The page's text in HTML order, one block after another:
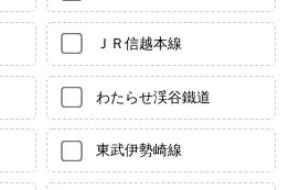
ＪＲ信越本線
わたらせ渓谷鐵道
東武伊勢崎線